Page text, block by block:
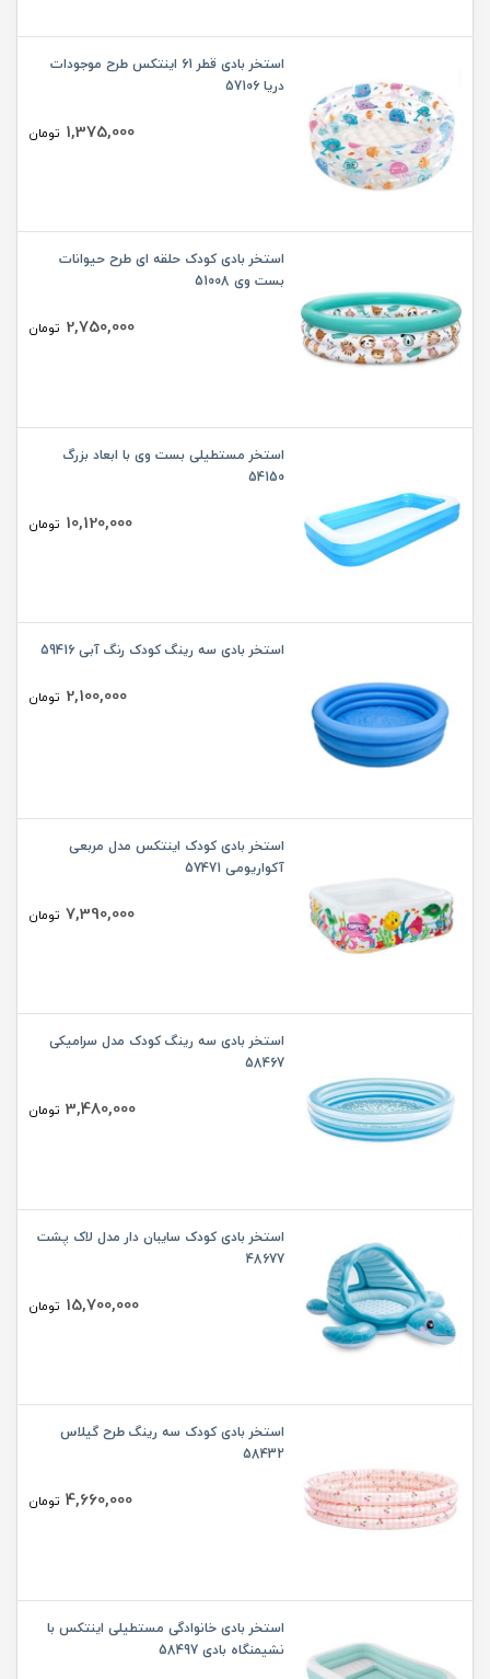
استخر بادی قطر 61 اینتکس طرح موجودات
دریا 57106
1,375,000 تومان
استخر بادی کودک حلقه ای طرح حیوانات
بست وی 51008
2,750,000 تومان
استخر مستطیلی بست وی با ابعاد بزرگ
54150
10,120,000 تومان
استخر بادی سه رینگ کودک رنگ آبی 59416
2,100,000 تومان
استخر بادی کودک اینتکس مدل مربعی
آکواریومی 57471
7,390,000 تومان
استخر بادی سه رینگ کودک مدل سرامیکی
58467
3,480,000 تومان
استخر بادی کودک سایبان دار مدل لاک پشت
48677
15,700,000 تومان
استخر بادی کودک سه رینگ طرح گیلاس
58432
4,660,000 تومان
استخر بادی خانوادگی مستطیلی اینتکس با
نشیمنگاه بادی 58497